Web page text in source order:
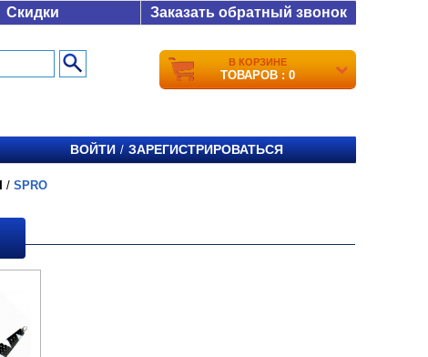
Скидки Заказать обратный звонок
В КОРЗИНЕ
ТОВАРОВ : 0
ВОЙТИ / ЗАРЕГИСТРИРОВАТЬСЯ
/ SPRO